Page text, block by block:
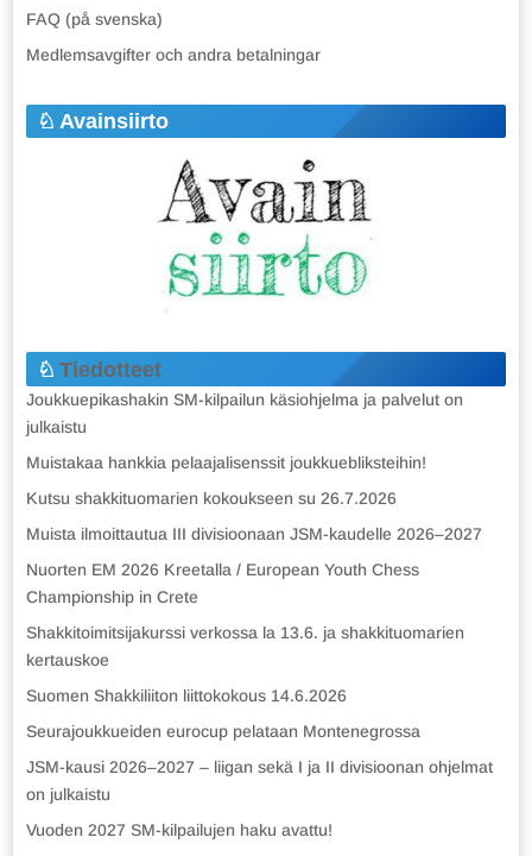
FAQ (på svenska)
Medlemsavgifter och andra betalningar
Avainsiirto
Tiedotteet
Joukkuepikashakin SM-kilpailun käsiohjelma ja palvelut on
julkaistu
Muistakaa hankkia pelaajalisenssit joukkuebliksteihin!
Kutsu shakkituomarien kokoukseen su 26.7.2026
Muista ilmoittautua III divisioonaan JSM-kaudelle 2026–2027
Nuorten EM 2026 Kreetalla / European Youth Chess
Championship in Crete
Shakkitoimitsijakurssi verkossa la 13.6. ja shakkituomarien
kertauskoe
Suomen Shakkiliiton liittokokous 14.6.2026
Seurajoukkueiden eurocup pelataan Montenegrossa
JSM-kausi 2026–2027 – liigan sekä I ja II divisioonan ohjelmat
on julkaistu
Vuoden 2027 SM-kilpailujen haku avattu!